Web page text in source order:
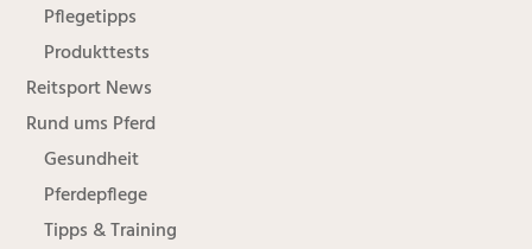
Pflegetipps
Produkttests
Reitsport News
Rund ums Pferd
Gesundheit
Pferdepflege
Tipps & Training